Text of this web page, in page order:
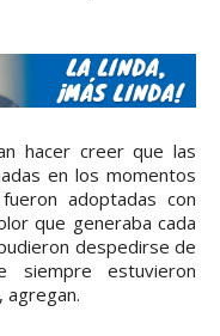
hacer creer que las
en los momentos
adoptadas con
que generaba cada
despedirse de
siempre estuvieron
agregan.